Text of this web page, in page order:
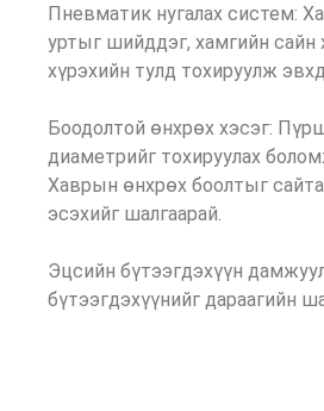
Пневматик нугалах систем:
уртыг шийддэг, хамгийн
хүрэхийн тулд тохируулж
Боодолтой өнхрөх хэсэг:
диаметрийг тохируулах
Хаврын өнхрөх боолтыг
эсэхийг шалгаарай.
Эцсийн бүтээгдэхүүн
бүтээгдэхүүнийг дараагийн